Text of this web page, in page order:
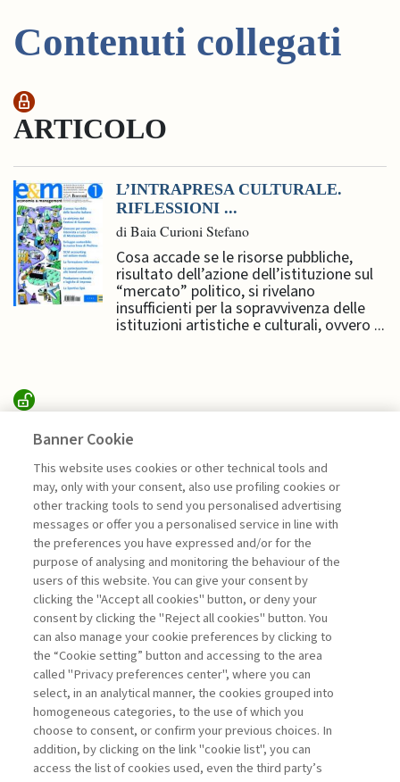
Contenuti collegati
ARTICOLO
L’INTRAPRESA CULTURALE.
RIFLESSIONI ...
di Baia Curioni Stefano
Cosa accade se le risorse pubbliche,
risultato dell’azione dell’istituzione sul
“mercato” politico, si rivelano
insufficienti per la sopravvivenza delle
istituzioni artistiche e culturali, ovvero ...
SUSTAINABILITY
RICERCA, CONDIVISIONE E
IMPATTO PER ...
di Sylvie Goulard, Francesco Perrini, Stefano
Pogutz
La consultazione dei libri è riservata esclusivamente
agli abbonati Premium
Legenda: Accedi Per registrati Per abbonati
Banner Cookie
This website uses cookies or other technical tools and
may, only with your consent, also use profiling cookies or
other tracking tools to send you personalised advertising
messages or offer you a personalised service in line with
the preferences you have expressed and/or for the
purpose of analysing and monitoring the behaviour of the
users of this website. You can give your consent by
clicking the "Accept all cookies" button, or deny your
consent by clicking the "Reject all cookies" button. You
can also manage your cookie preferences by clicking to
the “Cookie setting” button and accessing to the area
called "Privacy preferences center", where you can
select, in an analytical manner, the cookies grouped into
homogeneous categories, to the use of which you
choose to consent, or confirm your previous choices. In
addition, by clicking on the link "cookie list", you can
access the list of cookies used, even the third party’s